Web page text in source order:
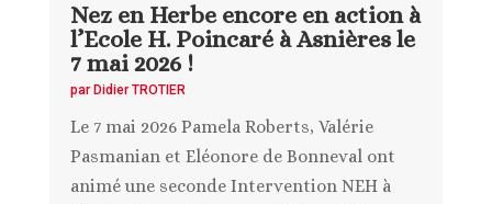
Nez en Herbe encore en action à
l’Ecole H. Poincaré à Asnières le
7 mai 2026 !
par Didier TROTIER
Le 7 mai 2026 Pamela Roberts, Valérie
Pasmanian et Eléonore de Bonneval ont
animé une seconde Intervention NEH à